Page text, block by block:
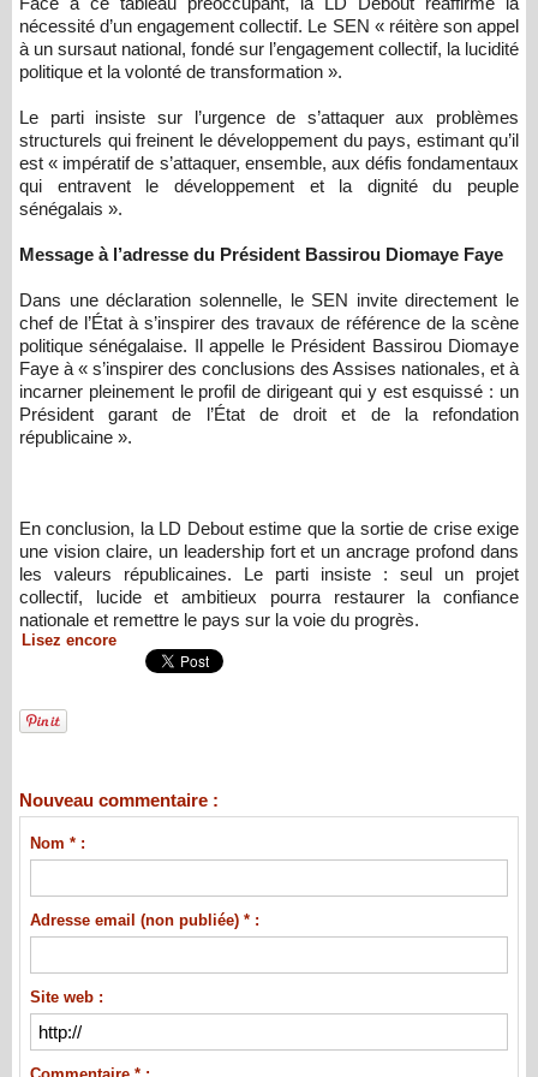
nécessité d’un engagement collectif. Le SEN « réitère son appel
à un sursaut national, fondé sur l’engagement collectif, la lucidité
politique et la volonté de transformation ».
Le parti insiste sur l’urgence de s’attaquer aux problèmes
structurels qui freinent le développement du pays, estimant qu’il
est « impératif de s’attaquer, ensemble, aux défis fondamentaux
qui entravent le développement et la dignité du peuple
sénégalais ».
Message à l’adresse du Président Bassirou Diomaye Faye
Dans une déclaration solennelle, le SEN invite directement le
chef de l’État à s’inspirer des travaux de référence de la scène
politique sénégalaise. Il appelle le Président Bassirou Diomaye
Faye à « s’inspirer des conclusions des Assises nationales, et à
incarner pleinement le profil de dirigeant qui y est esquissé : un
Président garant de l’État de droit et de la refondation
républicaine ».
En conclusion, la LD Debout estime que la sortie de crise exige
une vision claire, un leadership fort et un ancrage profond dans
les valeurs républicaines. Le parti insiste : seul un projet
collectif, lucide et ambitieux pourra restaurer la confiance
nationale et remettre le pays sur la voie du progrès.
Lisez encore
Nouveau commentaire :
Nom * :
Adresse email (non publiée) * :
Site web :